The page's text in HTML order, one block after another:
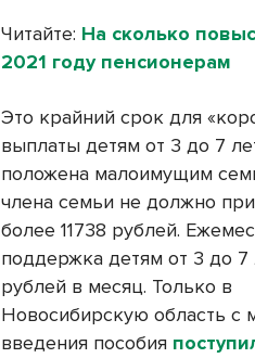
Читайте: На сколько
2021 году пенсионерам
Это крайний срок для
выплаты детям от 3 до 7
положена малоимущим
члена семьи не должно
более 11738 рублей.
поддержка детям от 3 до 7
рублей в месяц. Только в
Новосибирскую область с
введения пособия